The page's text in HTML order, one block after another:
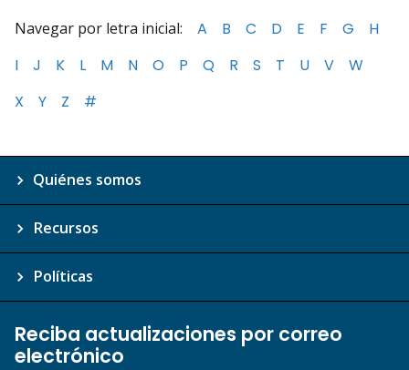
Navegar por letra inicial: A B C D E F G
H
I
J K L M N O P Q R S T U V
W
X
Y Z #
Quiénes somos
Recursos
Políticas
Reciba actualizaciones por correo
electrónico